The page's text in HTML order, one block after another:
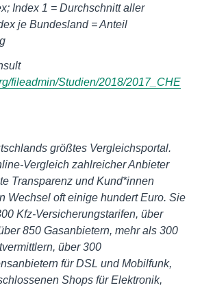
Index 1 = Durchschnitt aller
je Bundesland = Anteil
fileadmin/Studien/2018/2017_CHE
größtes Vergleichsportal.
Vergleich zahlreicher Anbieter
Transparenz und Kund*innen
Wechsel oft einige hundert Euro. Sie
Kfz-Versicherungstarifen, über
850 Gasanbietern, mehr als 300
über 300
für DSL und Mobilfunk,
Shops für Elektronik,